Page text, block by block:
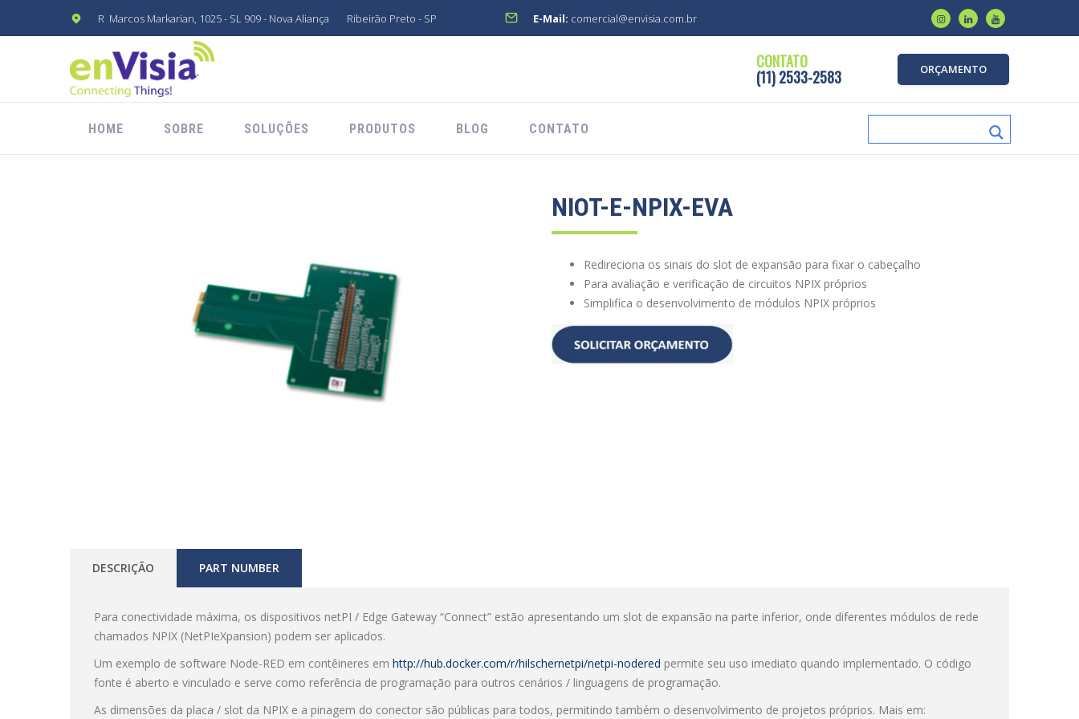
R Marcos Markarian, 1025 - SL 909 - Nova Aliança Ribeirão Preto - SP E-Mail: comercial@envisia.com.br
CONTATO
(11) 2533-2583 ORÇAMENTO
HOME SOBRE SOLUÇÕES PRODUTOS BLOG CONTATO
NIOT-E-NPIX-EVA
Redireciona os sinais do slot de expansão para fixar o cabeçalho
Para avaliação e verificação de circuitos NPIX próprios
Simplifica o desenvolvimento de módulos NPIX próprios
DESCRIÇÃO PART NUMBER
Para conectividade máxima, os dispositivos netPI / Edge Gateway “Connect” estão apresentando um slot de expansão na parte inferior, onde diferentes módulos de rede
chamados NPIX (NetPIeXpansion) podem ser aplicados.
Um exemplo de software Node-RED em contêineres em http://hub.docker.com/r/hilschernetpi/netpi-nodered permite seu uso imediato quando implementado. O código
fonte é aberto e vinculado e serve como referência de programação para outros cenários / linguagens de programação.
As dimensões da placa / slot da NPIX e a pinagem do conector são públicas para todos, permitindo também o desenvolvimento de projetos próprios. Mais em: